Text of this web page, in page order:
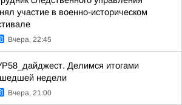
участие в военно-историческом
Вчера, 22:45
Делимся итогами
недели
Вчера, 21:00